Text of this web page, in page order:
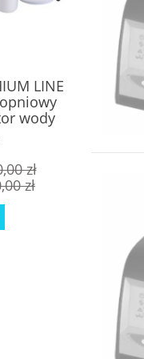
LINE
wody
zł
zł
RO7
7-